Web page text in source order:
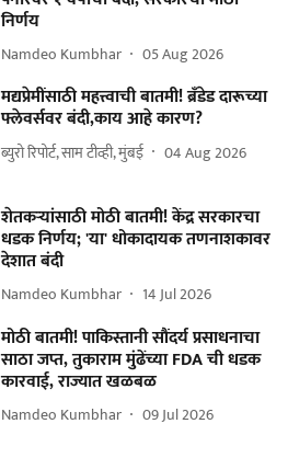
निर्णय
Namdeo Kumbhar 05 Aug 2026
मद्यप्रेमींसाठी महत्त्वाची बातमी! ब्रँडेड दारूच्या
फ्लेवर्सवर बंदी,काय आहे कारण?
ब्युरो रिपोर्ट, साम टीव्ही, मुंबई 04 Aug 2026
शेतकऱ्यांसाठी मोठी बातमी! केंद्र सरकारचा
धडक निर्णय; 'या' धोकादायक तणनाशकावर
देशात बंदी
Namdeo Kumbhar 14 Jul 2026
मोठी बातमी! पाकिस्तानी सौंदर्य प्रसाधनाचा
साठा जप्त, तुकाराम मुंढेंच्या FDA ची धडक
कारवाई, राज्यात खळबळ
Namdeo Kumbhar 09 Jul 2026